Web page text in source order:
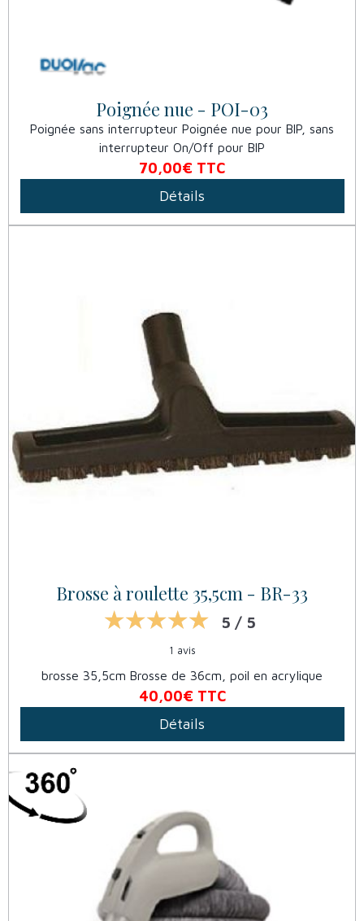
Poignée nue - POI-03
Poignée sans interrupteur Poignée nue pour BIP, sans
interrupteur On/Off pour BIP
70,00€ TTC
Détails
Brosse à roulette 35,5cm - BR-33
5 / 5
1 avis
brosse 35,5cm Brosse de 36cm, poil en acrylique
40,00€ TTC
Détails